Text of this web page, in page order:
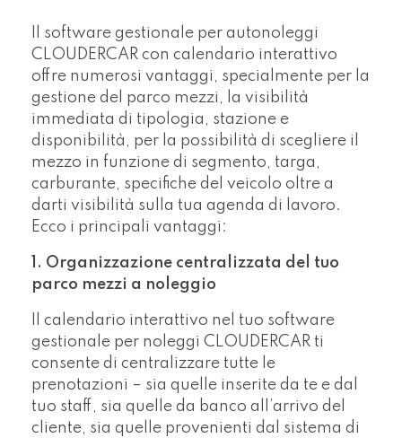
Il software gestionale per autonoleggi
CLOUDERCAR con calendario interattivo
offre numerosi vantaggi, specialmente per la
gestione del parco mezzi, la visibilità
immediata di tipologia, stazione e
disponibilità, per la possibilità di scegliere il
mezzo in funzione di segmento, targa,
carburante, specifiche del veicolo oltre a
darti visibilità sulla tua agenda di lavoro.
Ecco i principali vantaggi:
1. Organizzazione centralizzata del tuo
parco mezzi a noleggio
Il calendario interattivo nel tuo software
gestionale per noleggi CLOUDERCAR ti
consente di centralizzare tutte le
prenotazioni – sia quelle inserite da te e dal
tuo staff, sia quelle da banco all’arrivo del
cliente, sia quelle provenienti dal sistema di